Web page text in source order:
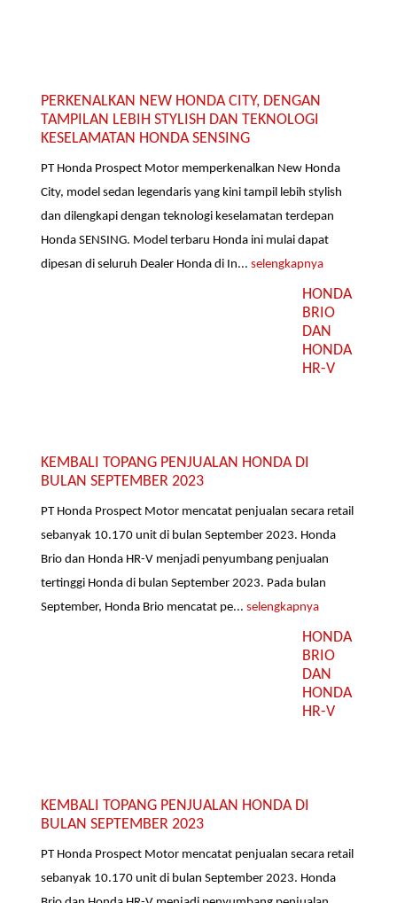
PERKENALKAN NEW HONDA CITY, DENGAN
TAMPILAN LEBIH STYLISH DAN TEKNOLOGI
KESELAMATAN HONDA SENSING
PT Honda Prospect Motor memperkenalkan New Honda
City, model sedan legendaris yang kini tampil lebih stylish
dan dilengkapi dengan teknologi keselamatan terdepan
Honda SENSING. Model terbaru Honda ini mulai dapat
dipesan di seluruh Dealer Honda di In...selengkapnya
HONDA
BRIO
DAN
HONDA
HR-V
KEMBALI TOPANG PENJUALAN HONDA DI
BULAN SEPTEMBER 2023
PT Honda Prospect Motor mencatat penjualan secara retail
sebanyak 10.170 unit di bulan September 2023. Honda
Brio dan Honda HR-V menjadi penyumbang penjualan
tertinggi Honda di bulan September 2023. Pada bulan
September, Honda Brio mencatat pe...selengkapnya
HONDA
BRIO
DAN
HONDA
HR-V
KEMBALI TOPANG PENJUALAN HONDA DI
BULAN SEPTEMBER 2023
PT Honda Prospect Motor mencatat penjualan secara retail
sebanyak 10.170 unit di bulan September 2023. Honda